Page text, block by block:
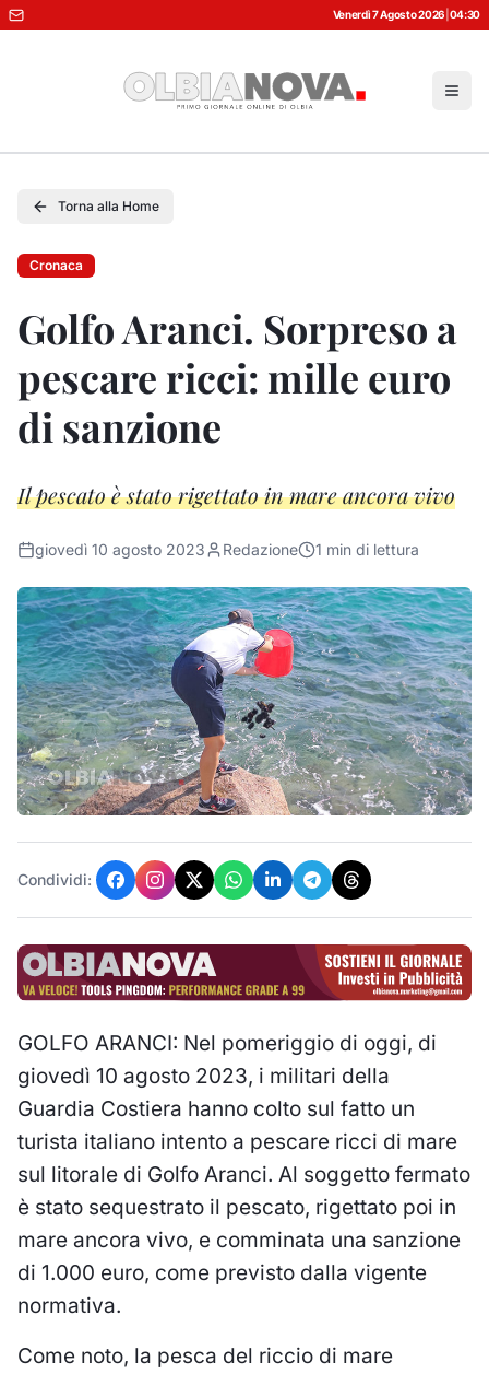
Venerdì 7 Agosto 2026 04:30
Torna alla Home
Cronaca
Golfo Aranci. Sorpreso a
pescare ricci: mille euro
di sanzione
Il pescato è stato rigettato in mare ancora vivo
giovedì 10 agosto 2023 Redazione 1 min di lettura
Condividi:
GOLFO ARANCI: Nel pomeriggio di oggi, di
giovedì 10 agosto 2023, i militari della
Guardia Costiera hanno colto sul fatto un
turista italiano intento a pescare ricci di mare
sul litorale di Golfo Aranci. Al soggetto fermato
è stato sequestrato il pescato, rigettato poi in
mare ancora vivo, e comminata una sanzione
di 1.000 euro, come previsto dalla vigente
normativa.
Come noto, la pesca del riccio di mare